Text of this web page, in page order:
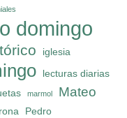
domingo
iglesia
lecturas diarias
marmol Mateo
Pedro